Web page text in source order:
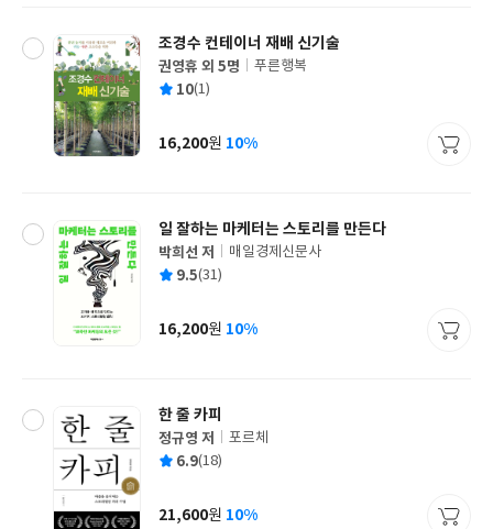
조경수 컨테이너 재배 신기술
글
쓴
권영휴 외 5명
출
사
푸른행복
평 10(1)
가
16,200원 10%
일 잘하는 마케터는 스토리를 만든다
글
쓴
박희선 저
출
사
매일경제신문사
평 9.5(31)
가
16,200원 10%
한 줄 카피
글
쓴
정규영 저
출
사
포르체
평 6.9(18)
21,600원 10%